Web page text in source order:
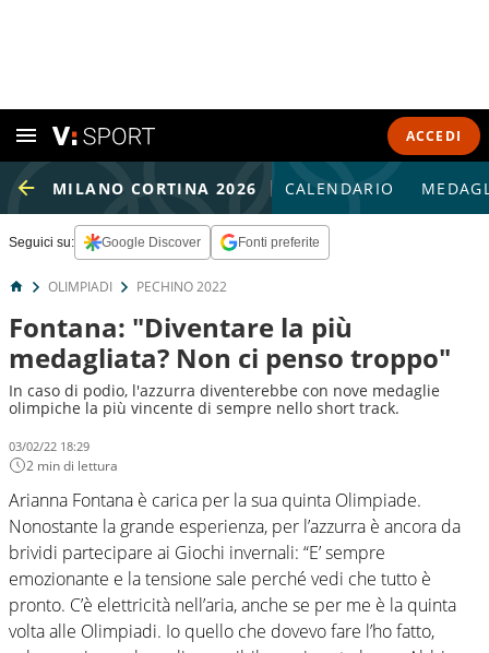
ACCEDI
MILANO CORTINA 2026 CALENDARIO
Seguici su: Google Discover Fonti preferite
OLIMPIADI PECHINO 2022
Fontana: "Diventare la più
medagliata? Non ci penso troppo"
In caso di podio, l'azzurra diventerebbe con nove medaglie
olimpiche la più vincente di sempre nello short track.
03/02/22 18:29
2 min di lettura
Arianna Fontana è carica per la sua quinta Olimpiade.
Nonostante la grande esperienza, per l’azzurra è ancora da
brividi partecipare ai Giochi invernali: “E’ sempre
emozionante e la tensione sale perché vedi che tutto è
pronto. C’è elettricità nell’aria, anche se per me è la quinta
volta alle Olimpiadi. Io quello che dovevo fare l’ho fatto,